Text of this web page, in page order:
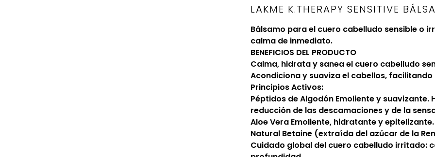
carrito
de
compra
LAKME K.THERAPY SENSITIVE
Bálsamo para el cuero cabelludo sensible o
calma de inmediato.
BENEFICIOS DEL PRODUCTO
Calma, hidrata y sanea el cuero cabelludo
Acondiciona y suaviza el cabellos, facilitando
Principios Activos:
Péptidos de Algodón Emoliente y
reducción de las descamaciones y de la
Aloe Vera Emoliente, hidratante y
Natural Betaine (extraída del azúcar de la
Cuidado global del cuero cabelludo irritado: